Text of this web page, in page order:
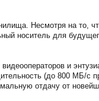
Несмотря на то,
носитель для
и
(до 800 МБ/с
отдачу от